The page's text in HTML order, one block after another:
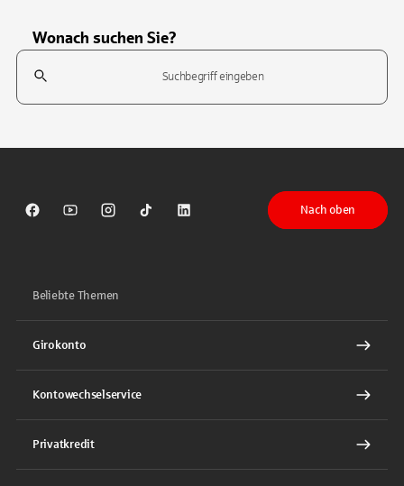
Wonach suchen Sie?
Suchfeld
Sparkasse auf Facebook
Sparkasse auf Youtube
Sparkasse auf Instagram
Sparkasse auf TikTok
Sparkasse auf LinkedIn
Nach oben
Beliebte Themen
Girokonto
Kontowechselservice
Privatkredit